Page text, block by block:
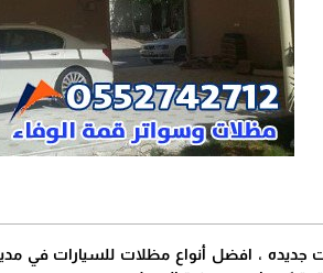
، افضل أنواع مظلات للسيارات في